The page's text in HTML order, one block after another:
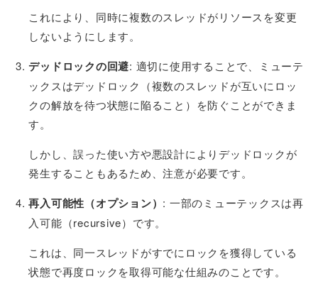
これにより、同時に複数のスレッドがリソースを変更
しないようにします。
デッドロックの回避: 適切に使用することで、ミューテ
ックスはデッドロック（複数のスレッドが互いにロッ
クの解放を待つ状態に陥ること）を防ぐことができま
す。
しかし、誤った使い方や悪設計によりデッドロックが
発生することもあるため、注意が必要です。
再入可能性（オプション） : 一部のミューテックスは再
入可能（recursive）です。
これは、同一スレッドがすでにロックを獲得している
状態で再度ロックを取得可能な仕組みのことです。